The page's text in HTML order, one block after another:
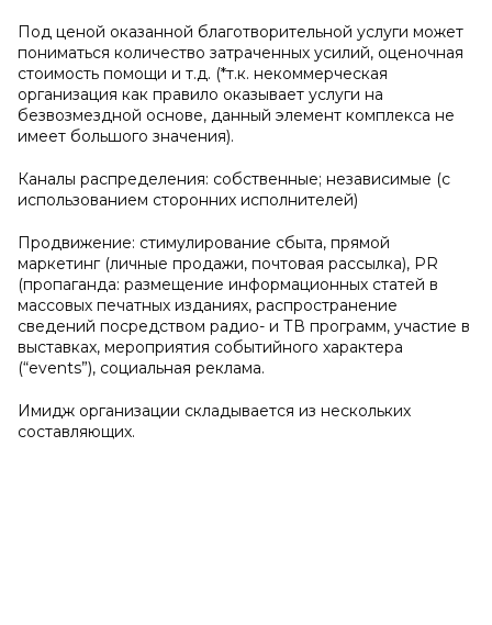
Под ценой оказанной благотворительной услуги может
пониматься количество затраченных усилий, оценочная
стоимость помощи и т.д. (*т.к. некоммерческая
организация как правило оказывает услуги на
безвозмездной основе, данный элемент комплекса не
имеет большого значения).
Каналы распределения: собственные; независимые (с
использованием сторонних исполнителей)
Продвижение: стимулирование сбыта, прямой
маркетинг (личные продажи, почтовая рассылка), PR
(пропаганда: размещение информационных статей в
массовых печатных изданиях, распространение
сведений посредством радио- и ТВ программ, участие в
выставках, мероприятия событийного характера
(“events”), социальная реклама.
Имидж организации складывается из нескольких
составляющих.